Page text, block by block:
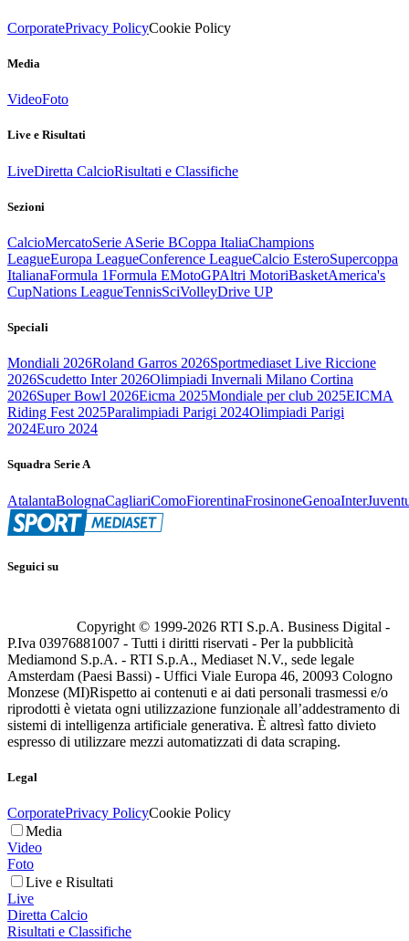
CorporatePrivacy PolicyCookie Policy
Media
VideoFoto
Live e Risultati
LiveDiretta CalcioRisultati e Classifiche
Sezioni
CalcioMercatoSerie ASerie BCoppa ItaliaChampions
LeagueEuropa LeagueConference LeagueCalcio EsteroSupercoppa
ItalianaFormula 1Formula EMotoGPAltri MotoriBasketAmerica's
CupNations LeagueTennisSciVolleyDrive UP
Speciali
Mondiali 2026Roland Garros 2026Sportmediaset Live Riccione
2026Scudetto Inter 2026Olimpiadi Invernali Milano Cortina
2026Super Bowl 2026Eicma 2025Mondiale per club 2025EICMA
Riding Fest 2025Paralimpiadi Parigi 2024Olimpiadi Parigi
2024Euro 2024
Squadra Serie A
AtalantaBolognaCagliariComoFiorentinaFrosinoneGenoaInter
Seguici su
Copyright © 1999-2026 RTI S.p.A. Business Digital -
P.Iva 03976881007 - Tutti i diritti riservati - Per la pubblicità
Mediamond S.p.A. - RTI S.p.A., Mediaset N.V., sede legale
Amsterdam (Paesi Bassi) - Uffici Viale Europa 46, 20093 Cologno
Monzese (MI)Rispetto ai contenuti e ai dati personali trasmessi e/o
riprodotti è vietata ogni utilizzazione funzionale all’addestramento di
sistemi di intelligenza artificiale generativa. È altresì fatto divieto
espresso di utilizzare mezzi automatizzati di data scraping.
Legal
CorporatePrivacy PolicyCookie Policy
Media
Video
Foto
Live e Risultati
Live
Diretta Calcio
Risultati e Classifiche